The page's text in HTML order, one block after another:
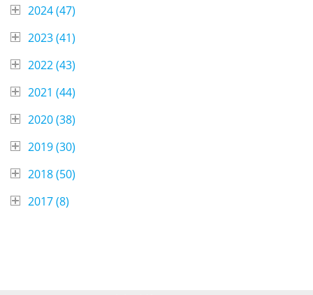
2024 (47)
2023 (41)
2022 (43)
2021 (44)
2020 (38)
2019 (30)
2018 (50)
2017 (8)